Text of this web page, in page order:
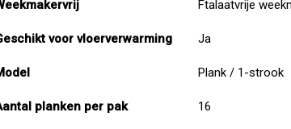
Ftalaatvrije
voor vloerverwarming Ja
Plank / 1-strook
planken per pak 16